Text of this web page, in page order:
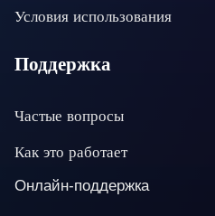
Условия использования
Поддержка
Частые вопросы
Как это работает
Онлайн-поддержка